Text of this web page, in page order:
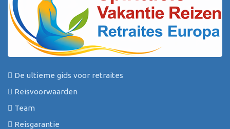
De ultieme gids voor retraites
Reisvoorwaarden
Team
Reisgarantie